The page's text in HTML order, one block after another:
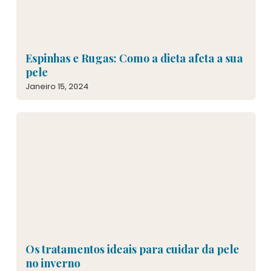
Espinhas e Rugas: Como a dieta afeta a sua
pele
Janeiro 15, 2024
Os tratamentos ideais para cuidar da pele
no inverno